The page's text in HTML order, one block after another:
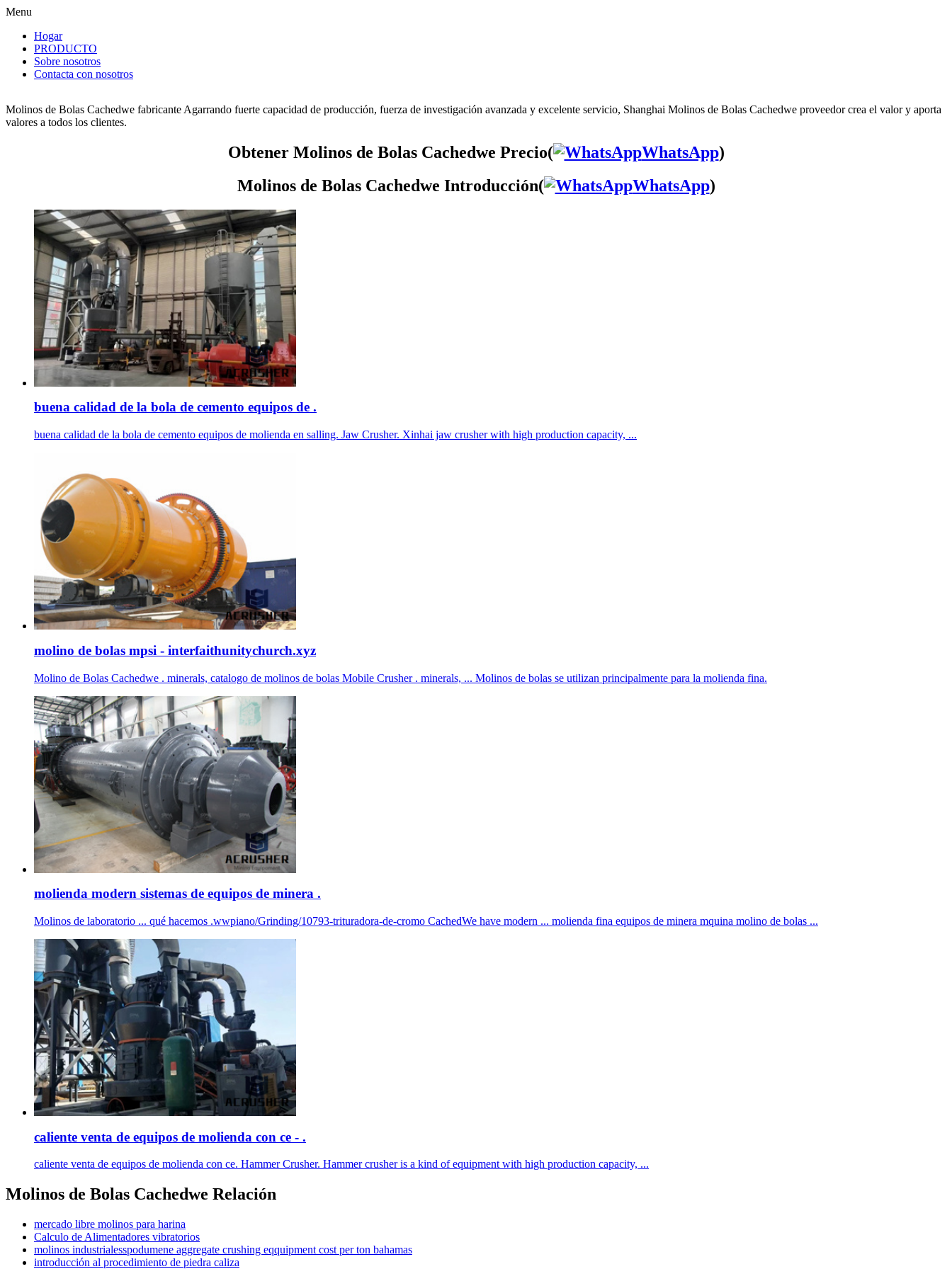
Menu
Hogar
PRODUCTO
Sobre nosotros
Contacta con nosotros
Molinos de Bolas Cachedwe fabricante Agarrando fuerte capacidad de producción, fuerza de investigación avanzada y excelente servicio, Shanghai Molinos de Bolas Cachedwe proveedor crea el valor y aporta
valores a todos los clientes.
Obtener Molinos de Bolas Cachedwe Precio( WhatsApp)
Molinos de Bolas Cachedwe Introducción(
WhatsApp)
buena calidad de la bola de cemento equipos de .
buena calidad de la bola de cemento equipos de molienda en salling. Jaw Crusher. Xinhai jaw crusher with high production capacity, ...
molino de bolas mpsi - interfaithunitychurch.xyz
Molino de Bolas Cachedwe . minerals, catalogo de molinos de bolas Mobile Crusher . minerals, ... Molinos de bolas se utilizan principalmente para la molienda fina.
molienda modern sistemas de equipos de minera .
Molinos de laboratorio ... qué hacemos .wwpiano/Grinding/10793-trituradora-de-cromo CachedWe have modern ... molienda fina equipos de minera mquina molino de bolas ...
caliente venta de equipos de molienda con ce - .
caliente venta de equipos de molienda con ce. Hammer Crusher. Hammer crusher is a kind of equipment with high production capacity, ...
Molinos de Bolas Cachedwe Relación
mercado libre molinos para harina
Calculo de Alimentadores vibratorios
molinos industrialesspodumene aggregate crushing eqquipment cost per ton bahamas
introducción al procedimiento de piedra caliza